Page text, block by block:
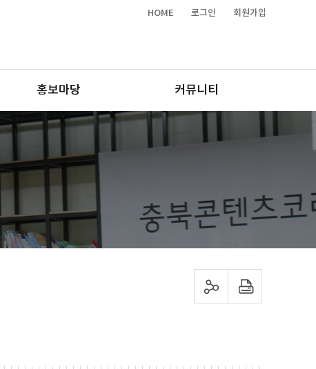
HOME 로그인 회원가입
홍보마당 커뮤니티
sns 공유하기 프린트하기